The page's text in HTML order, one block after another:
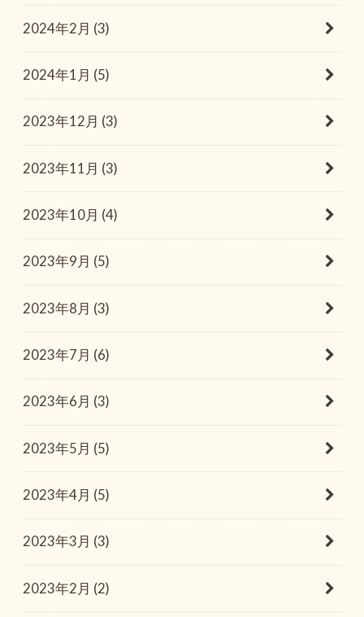
2024年2月 (3)
2024年1月 (5)
2023年12月 (3)
2023年11月 (3)
2023年10月 (4)
2023年9月 (5)
2023年8月 (3)
2023年7月 (6)
2023年6月 (3)
2023年5月 (5)
2023年4月 (5)
2023年3月 (3)
2023年2月 (2)